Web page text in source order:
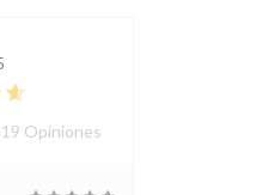
Opiniones